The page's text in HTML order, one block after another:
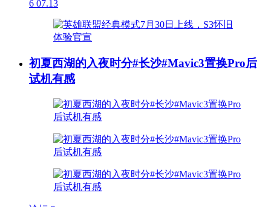
6 07.13
初夏西湖的入夜时分#长沙#Mavic3置换Pro后
试机有感